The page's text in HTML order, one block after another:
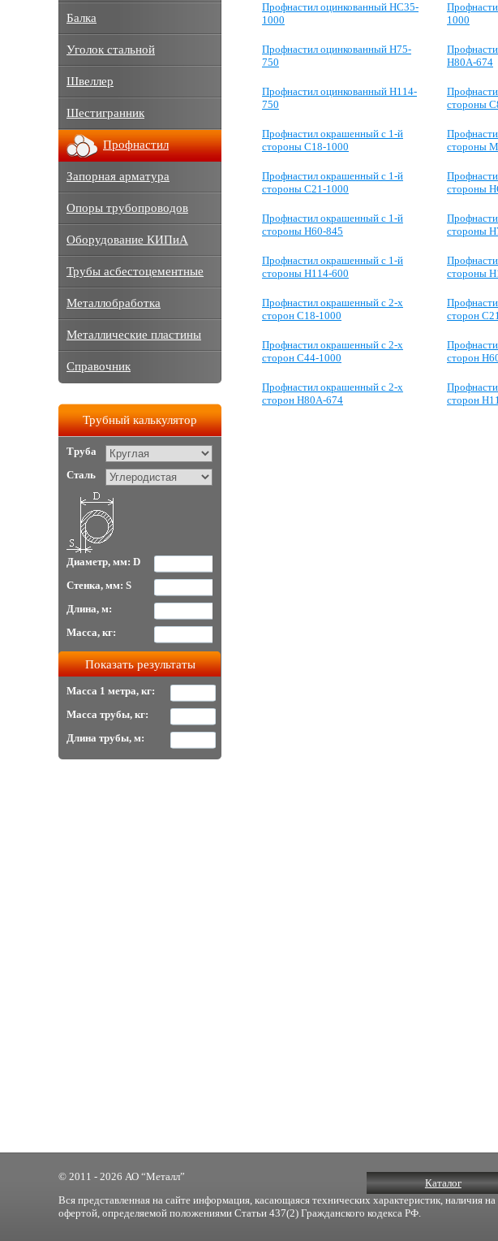
Профнастил оцинкованный НС35-
1000
1000
Профнастил оцинкованный Н75-
750
Н80А-674
Профнастил оцинкованный Н114-
750
стороны
Профнастил окрашенный с 1-й
стороны С18-1000
стороны
Профнастил окрашенный с 1-й
стороны C21-1000
стороны
Профнастил окрашенный с 1-й
стороны Н60-845
стороны
Профнастил окрашенный с 1-й
стороны Н114-600
стороны
Профнастил окрашенный с 2-х
сторон С18-1000
сторон
Профнастил окрашенный с 2-х
сторон С44-1000
сторон
Профнастил окрашенный с 2-х
сторон Н80А-674
сторон
Балка
Уголок стальной
Швеллер
Шестигранник
Профнастил
Запорная арматура
Опоры трубопроводов
Оборудование КИПиА
Трубы асбестоцементные
Металлобработка
Металлические пластины
Справочник
Трубный калькулятор
Труба
Сталь
Диаметр, мм: D
Стенка, мм: S
Длина, м:
Масса, кг:
Масса 1 метра, кг:
Масса трубы, кг:
Длина трубы, м:
Каталог
© 2011 - 2026 АО “Металл”
Вся представленная на сайте информация, касающаяся технических характеристик, наличия
офертой, определяемой положениями Статьи 437(2) Гражданского кодекса РФ.